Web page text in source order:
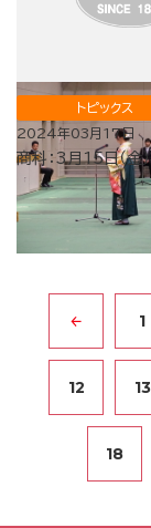
トピックス
2024年03月17日
商科：3月15日（金
1
12 13
18